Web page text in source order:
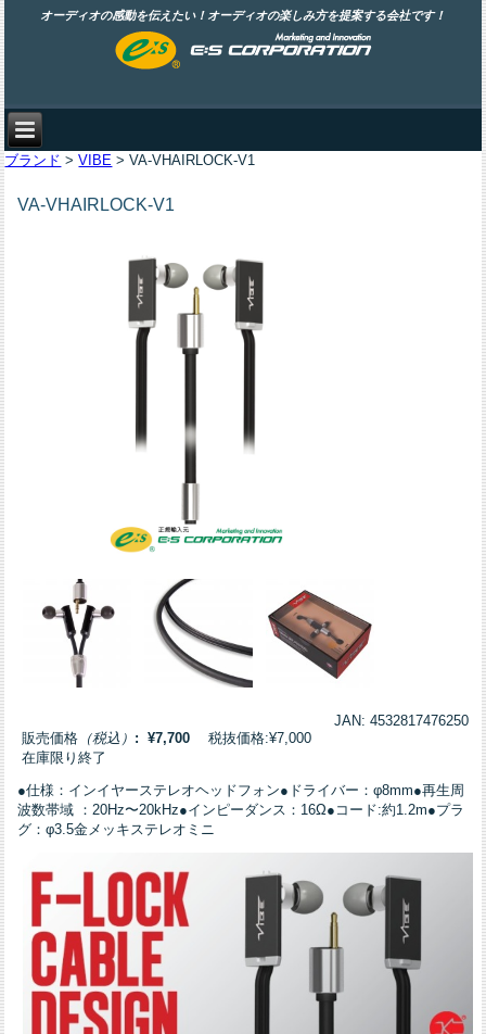
オーディオの感動を伝えたい！オーディオの楽しみ方を提案する会社です！
ブランド >VIBE > VA-VHAIRLOCK-V1
VA-VHAIRLOCK-V1
JAN: 4532817476250
販売価格 （税込） : ¥7,700 税抜価格:¥7,000
在庫限り終了
●仕様：インイヤーステレオヘッドフォン●ドライバー：φ8mm●再生周
波数帯域 ：20Hz〜20kHz●インピーダンス：16Ω●コード:約1.2m●プラ
グ：φ3.5金メッキステレオミニ